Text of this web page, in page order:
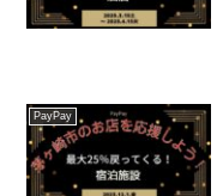
PayPay